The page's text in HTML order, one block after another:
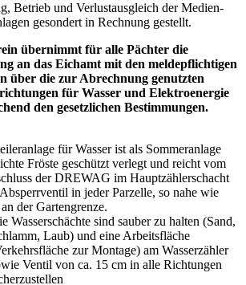
Betrieb und Verlustausgleich der Medien-
gesondert in Rechnung gestellt.
übernimmt für alle Pächter die
an das Eichamt mit den meldepflichtigen
über die zur Abrechnung genutzten
für Wasser und Elektroenergie
den gesetzlichen Bestimmungen.
für Wasser ist als Sommeranlage
Fröste geschützt verlegt und reicht vom
der DREWAG im Hauptzählerschacht
in jeder Parzelle, so nahe wie
der Gartengrenze.
Wasserschächte sind sauber zu halten (Sand,
Laub) und eine Arbeitsfläche
zur Montage) am Wasserzähler
Ventil von ca. 15 cm in alle Richtungen